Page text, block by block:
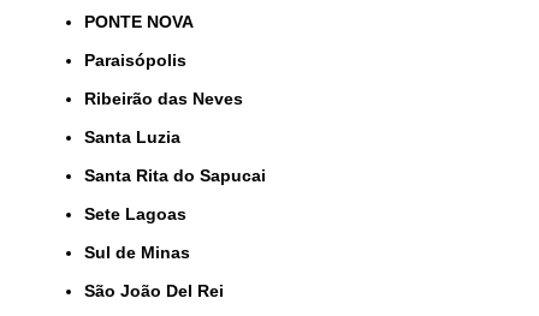
PONTE NOVA
Paraisópolis
Ribeirão das Neves
Santa Luzia
Santa Rita do Sapucai
Sete Lagoas
Sul de Minas
São João Del Rei